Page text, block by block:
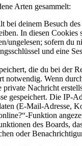
Arten gesammelt:
bei deinem Besuch
In diesen
ungelesen; sofern du
und eine
die du bei der
notwendig. Wenn
Nachricht
gespeichert. Die IP-
(E-Mail-Adresse,
Funktion
des Boards,
oder